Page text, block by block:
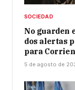
SOCIEDAD
No guarden
dos alertas
para
5 de agosto de